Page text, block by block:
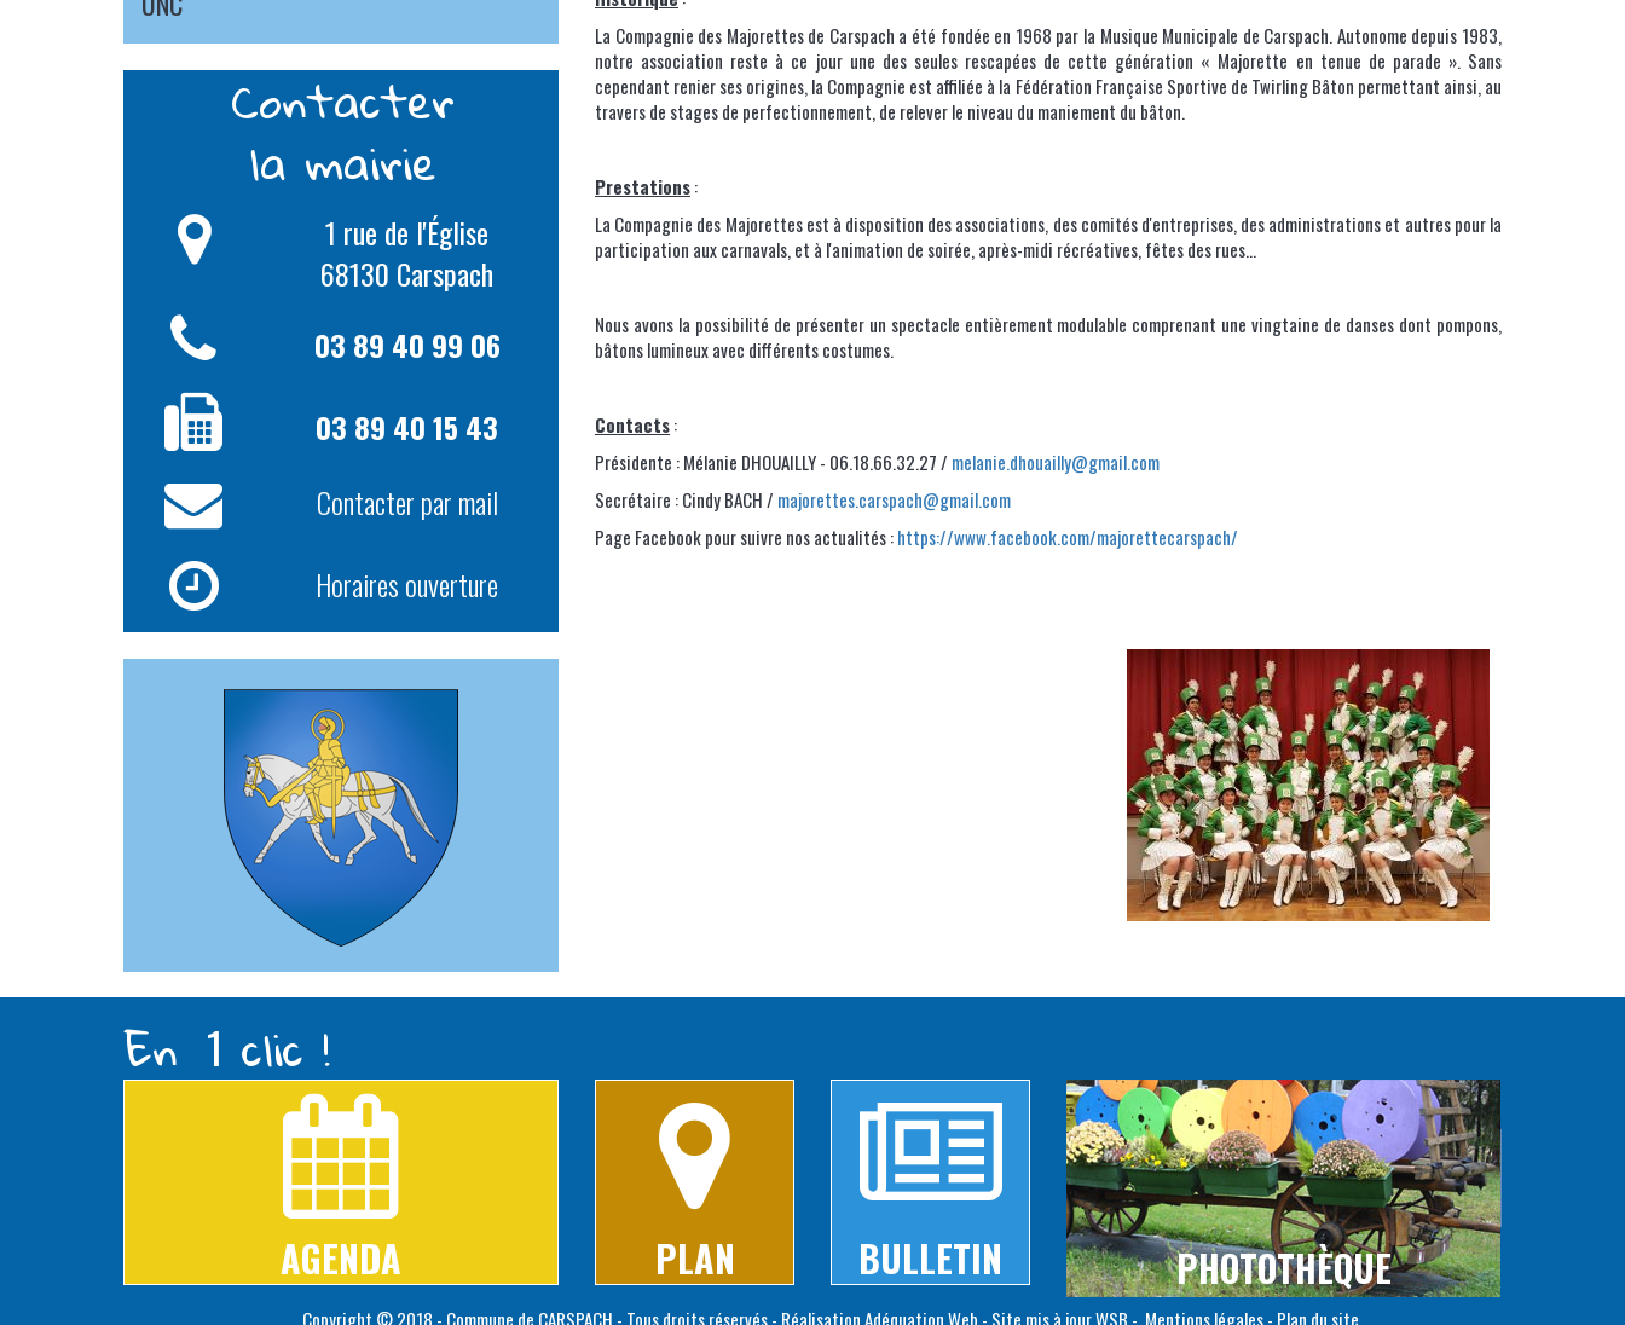
La Compagnie des Majorettes de Carspach a été fondée en 1968 par la Musique Municipale de Carspach. Autonome depuis 1983,
notre association reste à ce jour une des seules rescapées de cette génération « Majorette en tenue de parade ». Sans
cependant renier ses origines, la Compagnie est affiliée à la Fédération Française Sportive de Twirling Bâton permettant ainsi, au
travers de stages de perfectionnement, de relever le niveau du maniement du bâton.
Prestations:
La Compagnie des Majorettes est à disposition des associations, des comités d'entreprises, des administrations et autres pour la
participation aux carnavals, et à l'animation de soirée, après-midi récréatives, fêtes des rues…
Nous avons la possibilité de présenter un spectacle entièrement modulable comprenant une vingtaine de danses dont pompons,
bâtons lumineux avec différents costumes.
Contacts:
Présidente : Mélanie DHOUAILLY - 06.18.66.32.27 / melanie.dhouailly@gmail.com
Secrétaire : Cindy BACH / majorettes.carspach@gmail.com
Page Facebook pour suivre nos actualités :https://www.facebook.com/majorettecarspach/
Contacter
la mairie
1 rue de l'Église
68130 Carspach
03 89 40 99 06
03 89 40 15 43
Contacter par mail
Horaires ouverture
En 1 clic !
AGENDA PLAN BULLETIN PHOTOTHÈQUE
Copyright © 2018 - Commune de CARSPACH - Tous droits réservés - RéalisationAdéquation Web - Site mis à jourWSB - Mentions légales- Plan du site